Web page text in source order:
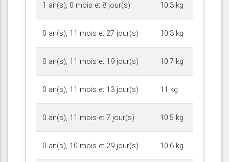
1 an(s), 0 mois et 8 jour(s) 10.3 kg
0 an(s), 11 mois et 27 jour(s) 10.3 kg
0 an(s), 11 mois et 19 jour(s) 10.7 kg
0 an(s), 11 mois et 13 jour(s) 11 kg
0 an(s), 11 mois et 7 jour(s) 10.5 kg
0 an(s), 10 mois et 29 jour(s) 10.6 kg